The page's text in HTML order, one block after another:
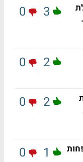
3
0
2
0
2
0
1
0